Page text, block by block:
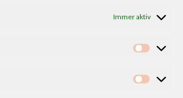
Immer aktiv